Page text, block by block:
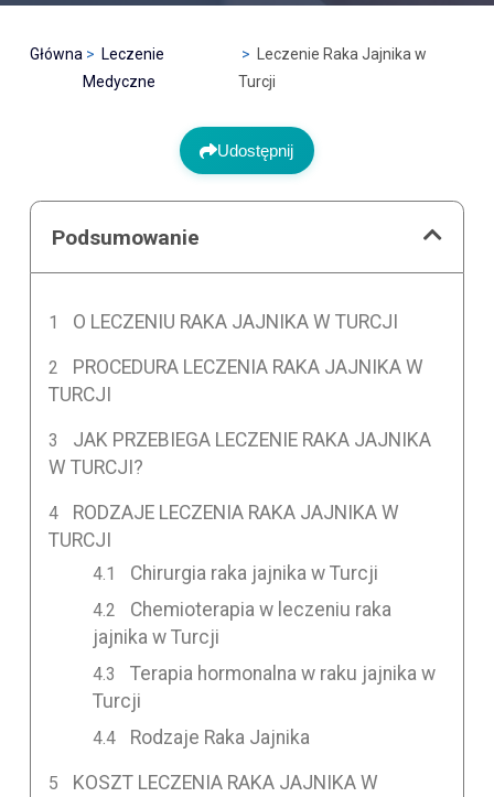
Główna
Leczenie
Medyczne
Leczenie Raka Jajnika w
Turcji
Udostępnij
Podsumowanie
O LECZENIU RAKA JAJNIKA W TURCJI
PROCEDURA LECZENIA RAKA JAJNIKA W
TURCJI
JAK PRZEBIEGA LECZENIE RAKA JAJNIKA
W TURCJI?
RODZAJE LECZENIA RAKA JAJNIKA W
TURCJI
Chirurgia raka jajnika w Turcji
Chemioterapia w leczeniu raka
jajnika w Turcji
Terapia hormonalna w raku jajnika w
Turcji
Rodzaje Raka Jajnika
KOSZT LECZENIA RAKA JAJNIKA W